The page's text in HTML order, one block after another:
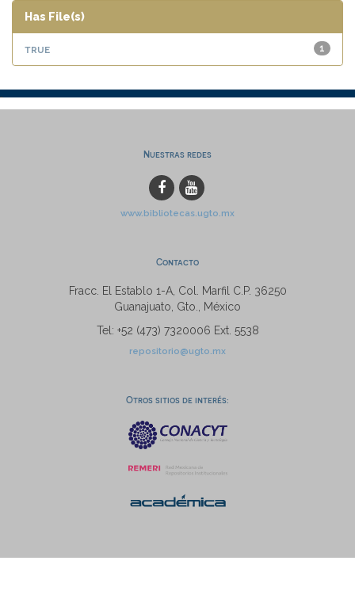
Has File(s)
1
true
Nuestras redes
www.bibliotecas.ugto.mx
Contacto
Fracc. El Establo 1-A, Col. Marfil C.P. 36250
Guanajuato, Gto., México
Tel: +52 (473) 7320006 Ext. 5538
repositorio@ugto.mx
Otros sitios de interés: